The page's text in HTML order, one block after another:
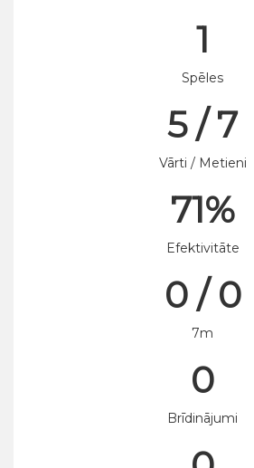
1
Spēles
5 / 7
Vārti / Metieni
71%
Efektivitāte
0 / 0
7m
0
Brīdinājumi